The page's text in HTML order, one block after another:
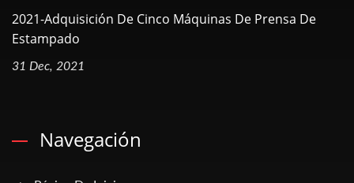
2021-Adquisición De Cinco Máquinas De Prensa De
Estampado
31 Dec, 2021
Navegación